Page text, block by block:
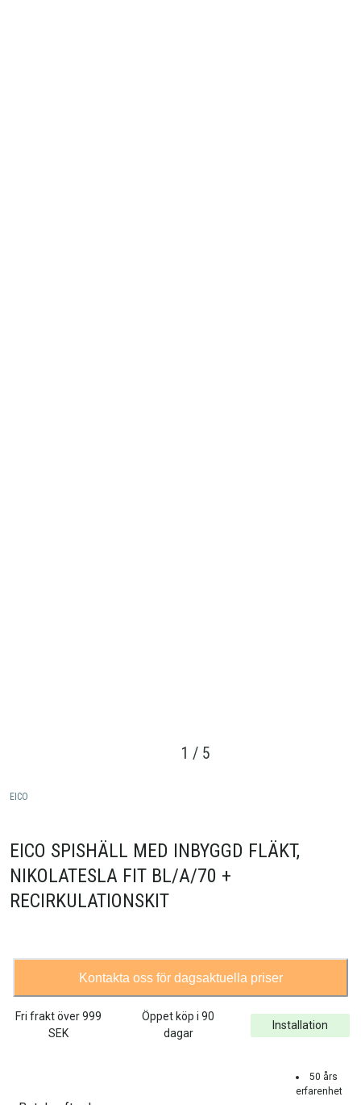
1 / 5
EICO
EICO SPISHÄLL MED INBYGGD FLÄKT,
NIKOLATESLA FIT BL/A/70 +
RECIRKULATIONSKIT
Kontakta oss för dagsaktuella priser
Fri frakt över999
SEK
Öppet köp i 90
dagar
Installation
50 års
erfarenhet